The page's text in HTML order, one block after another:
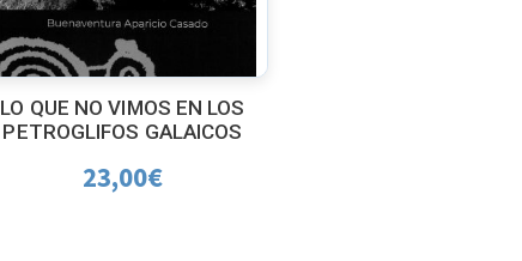
LO QUE NO VIMOS EN LOS
PETROGLIFOS GALAICOS
23,00€